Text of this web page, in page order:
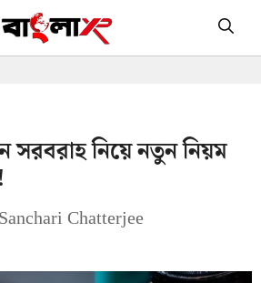
সরবরাহ নিয়ে নতুন নিয়ম
Sanchari Chatterjee